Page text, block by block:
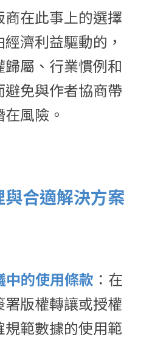
在此事上的選擇
濟利益驅動的，
屬、行業慣例和
免與作者協商帶
風險。
合適解決方案
中的使用條款 ：在
版權轉讓或授權
範數據的使用範